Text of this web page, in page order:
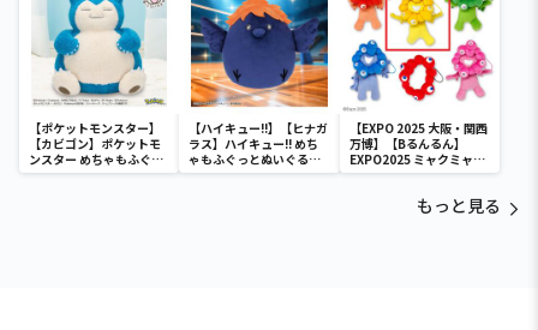
【ポケットモンスター】
【カビゴン】ポケットモ
ンスター めちゃもふぐっ
と ほっこりいやされぬい
【ハイキュー!!】【ヒナガ
ラス】ハイキュー!! めち
ゃもふぐっとぬいぐるみ
～ヒナガラス～
【EXPO 2025 大阪・関西
万博】【Bるんるん】
EXPO2025 ミャクミャク
カラフルゴム紐付きぬい
もっと見る